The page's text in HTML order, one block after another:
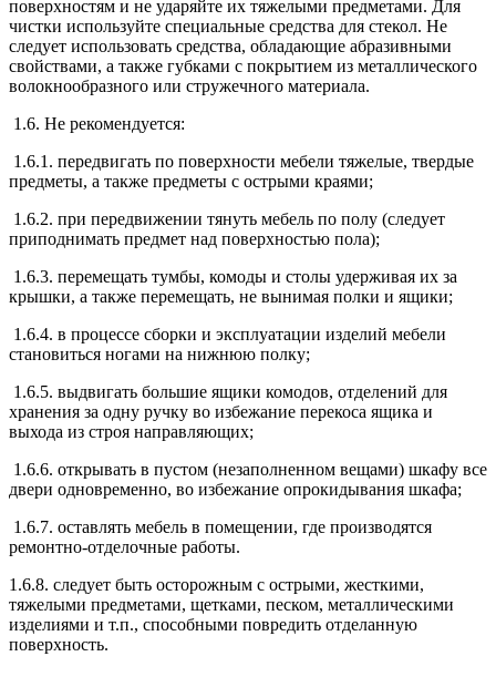
поверхностям и не ударяйте их тяжелыми предметами. Для
чистки используйте специальные средства для стекол. Не
следует использовать средства, обладающие абразивными
свойствами, а также губками с покрытием из металлического
волокнообразного или стружечного материала.
1.6. Не рекомендуется:
1.6.1. передвигать по поверхности мебели тяжелые, твердые
предметы, а также предметы с острыми краями;
1.6.2. при передвижении тянуть мебель по полу (следует
приподнимать предмет над поверхностью пола);
1.6.3. перемещать тумбы, комоды и столы удерживая их за
крышки, а также перемещать, не вынимая полки и ящики;
1.6.4. в процессе сборки и эксплуатации изделий мебели
становиться ногами на нижнюю полку;
1.6.5. выдвигать большие ящики комодов, отделений для
хранения за одну ручку во избежание перекоса ящика и
выхода из строя направляющих;
1.6.6. открывать в пустом (незаполненном вещами) шкафу все
двери одновременно, во избежание опрокидывания шкафа;
1.6.7. оставлять мебель в помещении, где производятся
ремонтно-отделочные работы.
1.6.8. следует быть осторожным с острыми, жесткими,
тяжелыми предметами, щетками, песком, металлическими
изделиями и т.п., способными повредить отделанную
поверхность.